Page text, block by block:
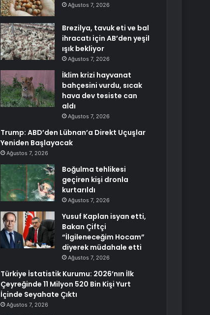
Ağustos 7, 2026
Brezilya, tavuk eti ve bal
ihracatı için AB’den yeşil
ışık bekliyor
Ağustos 7, 2026
İklim krizi hayvanat
bahçesini vurdu, sıcak
hava dev tesiste can
aldı
Ağustos 7, 2026
Trump: ABD’den Lübnan’a Direkt Uçuşlar
Yeniden Başlayacak
Ağustos 7, 2026
Boğulma tehlikesi
geçiren kişi dronla
kurtarıldı
Ağustos 7, 2026
Yusuf Kaplan isyan etti,
Bakan Çiftçi
“İlgileneceğim Hocam”
diyerek müdahale etti
Ağustos 7, 2026
Türkiye İstatistik Kurumu: 2026’nın İlk
Çeyreğinde 11 Milyon 520 Bin Kişi Yurt
İçinde Seyahate Çıktı
Ağustos 7, 2026